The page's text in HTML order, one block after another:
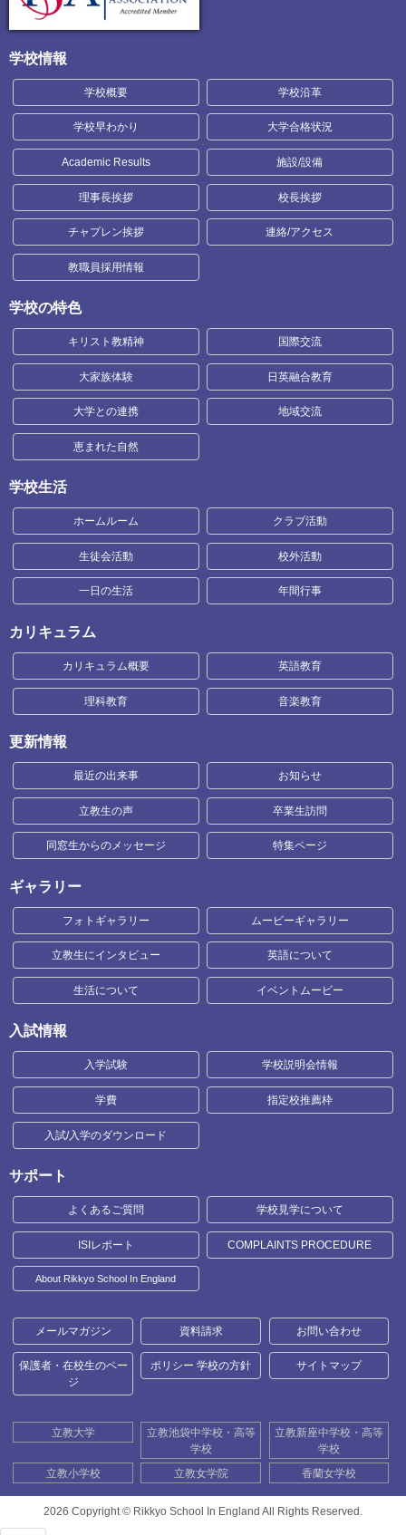
学校情報
学校概要 学校沿革
学校早わかり 大学合格状況
Academic Results 施設/設備
理事長挨拶 校長挨拶
チャプレン挨拶 連絡/アクセス
教職員採用情報
学校の特色
キリスト教精神 国際交流
大家族体験 日英融合教育
大学との連携 地域交流
恵まれた自然
学校生活
ホームルーム クラブ活動
生徒会活動 校外活動
一日の生活 年間行事
カリキュラム
カリキュラム概要 英語教育
理科教育 音楽教育
更新情報
最近の出来事 お知らせ
立教生の声 卒業生訪問
同窓生からのメッセージ 特集ページ
ギャラリー
フォトギャラリー ムービーギャラリー
立教生にインタビュー 英語について
生活について イベントムービー
入試情報
入学試験 学校説明会情報
学費 指定校推薦枠
入試/入学のダウンロード
サポート
よくあるご質問 学校見学について
ISIレポート COMPLAINTS PROCEDURE
About Rikkyo School In England
メールマガジン 資料請求 お問い合わせ
保護者・在校生のペー
ジ
ポリシー 学校の方針 サイトマップ
立教大学
立教池袋中学校・高等
学校
立教新座中学校・高等
学校
立教小学校
立教女学院 香蘭女学校
2026 Copyright © Rikkyo School In England All Rights Reserved.